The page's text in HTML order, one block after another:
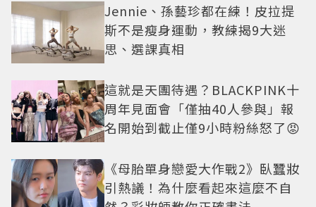
Jennie、孫藝珍都在練！皮拉提
斯不是瘦身運動，教練揭9大迷
思、選課真相
這就是天團待遇？BLACKPINK十
周年見面會「僅抽40人參與」報
名開始到截止僅9小時粉絲怒了😡
《母胎單身戀愛大作戰2》臥蠶妝
引熱議！為什麼看起來這麼不自